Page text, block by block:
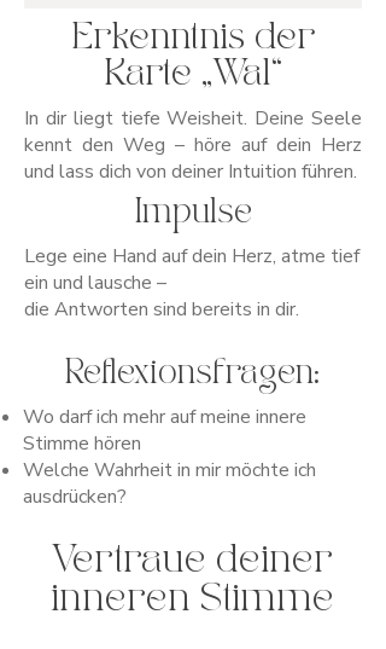
Erkenntnis der
Karte „Wal“
In dir liegt tiefe Weisheit. Deine Seele
kennt den Weg – höre auf dein Herz
und lass dich von deiner Intuition führen.
Impulse
Lege eine Hand auf dein Herz, atme tief
ein und lausche –
die Antworten sind bereits in dir.
Reflexionsfragen:
Wo darf ich mehr auf meine innere
Stimme hören
Welche Wahrheit in mir möchte ich
ausdrücken?
Vertraue deiner
inneren Stimme